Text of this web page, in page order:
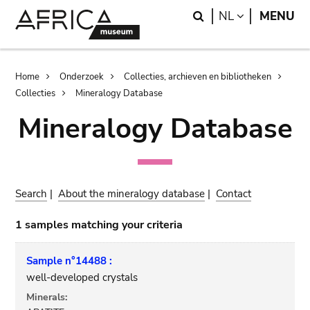
Search
NL LANGUAGE
MENU
Breadcrumb
Home Onderzoek
Collecties, archieven en bibliotheken
Collecties
Mineralogy Database
Mineralogy Database
Search |About the mineralogy database | Contact
1 samples matching your criteria
Sample n°14488 :
well-developed crystals
Minerals: